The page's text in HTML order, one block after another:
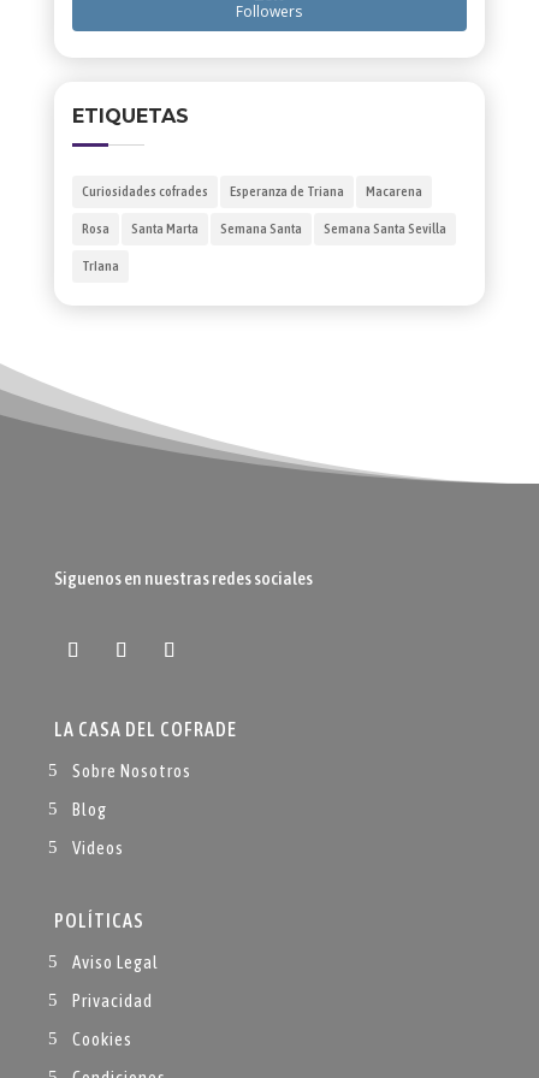
Followers
ETIQUETAS
Curiosidades cofrades Esperanza de Triana Macarena
Rosa Santa Marta Semana Santa Semana Santa Sevilla
TrIana
Siguenos en nuestras redes sociales
LA CASA DEL COFRADE
Sobre Nosotros
Blog
Videos
POLÍTICAS
Aviso Legal
Privacidad
Cookies